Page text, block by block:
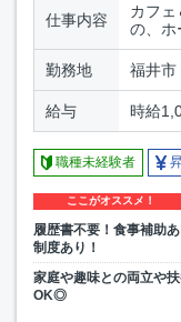
仕事内容
カフ
の、ホ
勤務地 福井市
給与 時給
職種未経験者
ここがオススメ！
履歴書不要！食事補助
制度あり！
家庭や趣味との両立や
OK◎